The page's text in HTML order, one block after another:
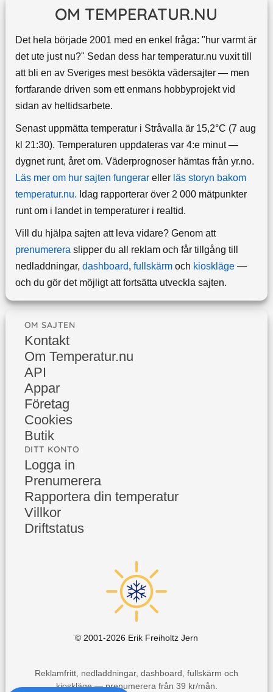
OM TEMPERATUR.NU
Det hela började 2001 med en enkel fråga: "hur varmt är
det ute just nu?" Sedan dess har temperatur.nu vuxit till
att bli en av Sveriges mest besökta vädersajter — men
fortfarande driven som ett enmans hobbyprojekt vid
sidan av heltidsarbete.
Senast uppmätta temperatur i Stråvalla är 15,2°C (7 aug
kl 21:30). Temperaturen uppdateras var 4:e minut —
dygnet runt, året om. Väderprognoser hämtas från yr.no.
Läs mer om hur sajten fungerareller läs storyn bakom
temperatur.nu. Idag rapporterar över 2 000 mätpunkter
runt om i landet in temperaturer i realtid.
Vill du hjälpa sajten att leva vidare? Genom att
prenumereraslipper du all reklam och får tillgång till
nedladdningar, dashboard, fullskärmoch kioskläge—
och du gör det möjligt att fortsätta utveckla sajten.
OM SAJTEN
Kontakt
Om Temperatur.nu
API
Appar
Företag
Cookies
Butik
DITT KONTO
Logga in
Prenumerera
Rapportera din temperatur
Villkor
Driftstatus
© 2001-2026 Erik Freiholtz Jern
Reklamfritt, nedladdningar, dashboard, fullskärm och
kioskläge — prenumerera från 39 kr/mån.